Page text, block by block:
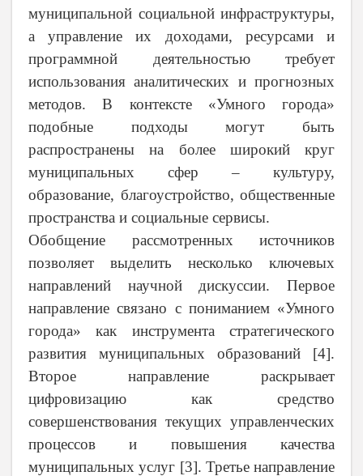
муниципальной социальной инфраструктуры,
а управление их доходами, ресурсами и
программной деятельностью требует
использования аналитических и прогнозных
методов. В контексте «Умного города»
подобные подходы могут быть
распространены на более широкий круг
муниципальных сфер – культуру,
образование, благоустройство, общественные
пространства и социальные сервисы.
Обобщение рассмотренных источников
позволяет выделить несколько ключевых
направлений научной дискуссии. Первое
направление связано с пониманием «Умного
города» как инструмента стратегического
развития муниципальных образований [4].
Второе направление раскрывает
цифровизацию как средство
совершенствования текущих управленческих
процессов и повышения качества
муниципальных услуг [3]. Третье направление